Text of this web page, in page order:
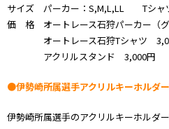
サイズ パーカー：S,M,L,LL Tシャ
価 格 オートレース石狩パーカー（
オートレース石狩Tシャツ
アクリルスタンド 3,000円
●伊勢崎所属選手アクリルキーホルダ
伊勢崎所属選手のアクリルキーホルダ